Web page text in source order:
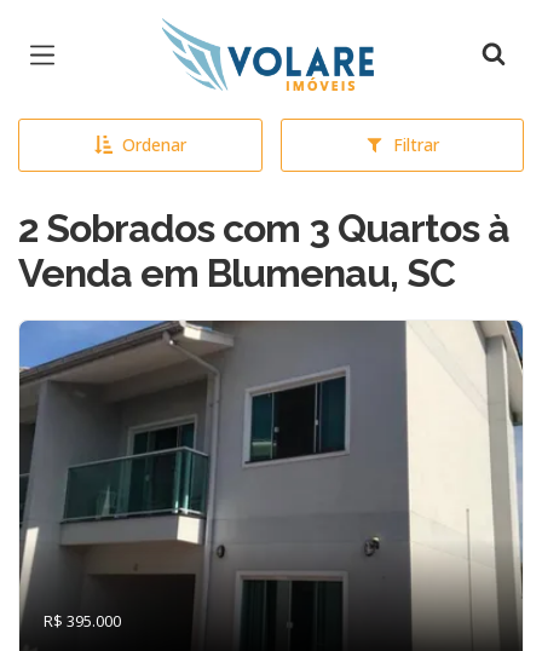
Página inicial
Ordenar Filtrar
2 Sobrados com 3 Quartos à
Venda em Blumenau, SC
R$ 395.000